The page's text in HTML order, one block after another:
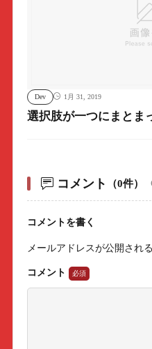
Dev 1月 31, 2019
選択肢が一つにまとま
コメント （0件）
コメントを書く
メールアドレスが公開され
コメント